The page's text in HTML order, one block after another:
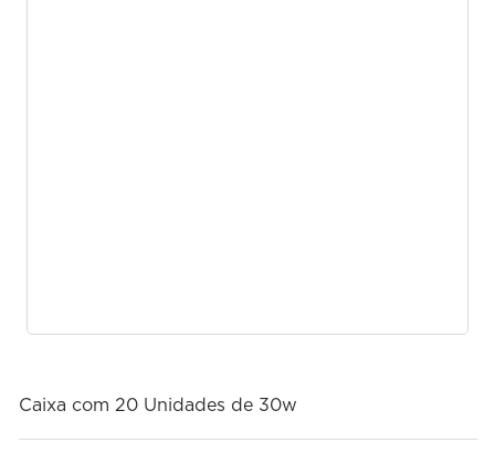
Caixa com 20 Unidades de 30w